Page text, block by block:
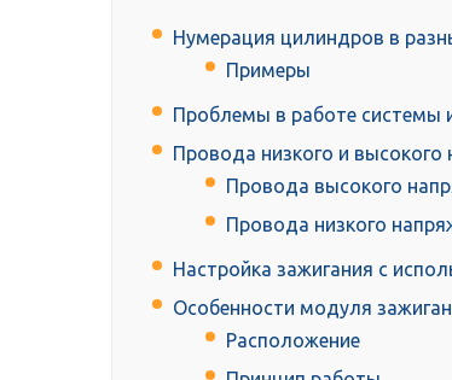
Нумерация цилиндров в
Примеры
Проблемы в работе системы
Провода низкого и высокого
Провода высокого
Провода низкого
Настройка зажигания с
Особенности модуля
Расположение